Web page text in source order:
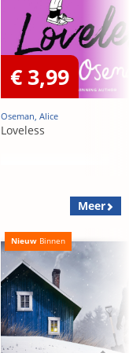
€ 3,99
Oseman, Alice
Loveless
Meer
Nieuw Binnen